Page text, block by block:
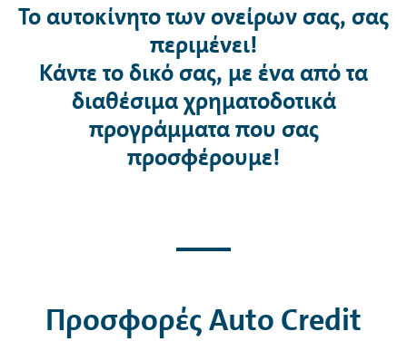
Το αυτοκίνητο των ονείρων σας, σας
περιμένει!
Κάντε το δικό σας, με ένα από τα
διαθέσιμα χρηματοδοτικά
προγράμματα που σας
προσφέρουμε!
ΠροσφορέςAuto Credit